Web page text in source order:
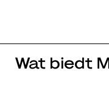
Wat biedt